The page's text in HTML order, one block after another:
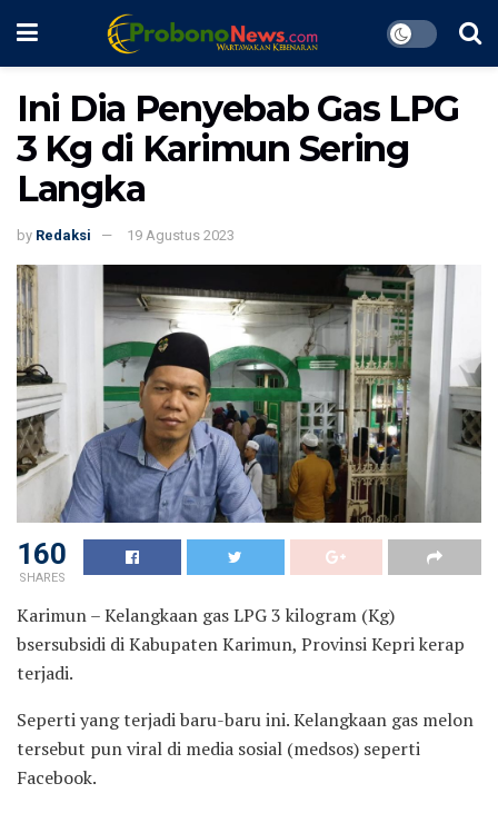
Ini Dia Penyebab Gas LPG
3 Kg di Karimun Sering
Langka
by Redaksi 19 Agustus 2023
160
SHARES
Karimun – Kelangkaan gas LPG 3 kilogram (Kg)
bsersubsidi di Kabupaten Karimun, Provinsi Kepri kerap
terjadi.
Seperti yang terjadi baru-baru ini. Kelangkaan gas melon
tersebut pun viral di media sosial (medsos) seperti
Facebook.